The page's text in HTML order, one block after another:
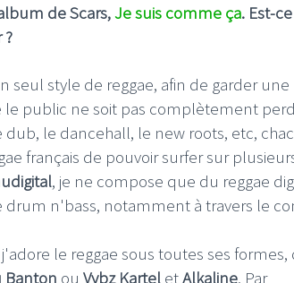
de Scars,Je suis comme ça. Est-
?
seul style de reggae, afin de garder une
public ne soit pas complètement
le dancehall, le new roots, etc,
français de pouvoir surfer sur
, je ne compose que du reggae
n'bass, notamment à travers le
le reggae sous toutes ses formes,
Banton ou Vybz Kartel etAlkaline. Par